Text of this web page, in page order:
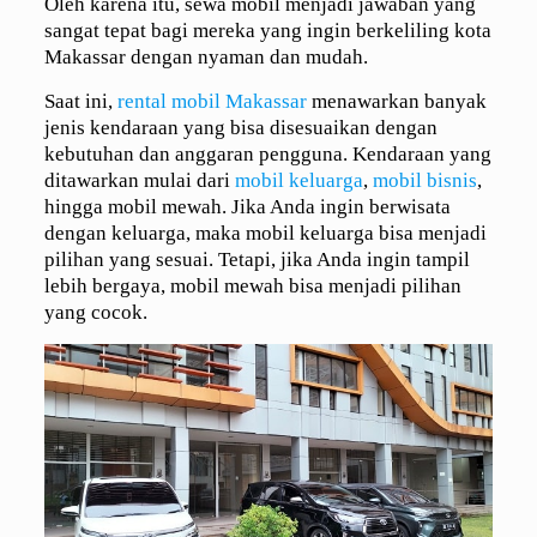
sangat tepat bagi mereka yang ingin berkeliling kota
Makassar dengan nyaman dan mudah.
Saat ini, rental mobil Makassarmenawarkan banyak
jenis kendaraan yang bisa disesuaikan dengan
kebutuhan dan anggaran pengguna. Kendaraan yang
ditawarkan mulai dari mobil keluarga, mobil bisnis,
hingga mobil mewah. Jika Anda ingin berwisata
dengan keluarga, maka mobil keluarga bisa menjadi
pilihan yang sesuai. Tetapi, jika Anda ingin tampil
lebih bergaya, mobil mewah bisa menjadi pilihan
yang cocok.